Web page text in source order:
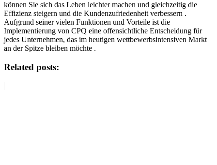
können Sie sich das Leben leichter machen und gleichzeitig die
Effizienz steigern und die Kundenzufriedenheit verbessern .
Aufgrund seiner vielen Funktionen und Vorteile ist die
Implementierung von CPQ eine offensichtliche Entscheidung für
jedes Unternehmen, das im heutigen wettbewerbsintensiven Markt
an der Spitze bleiben möchte .
Related posts: